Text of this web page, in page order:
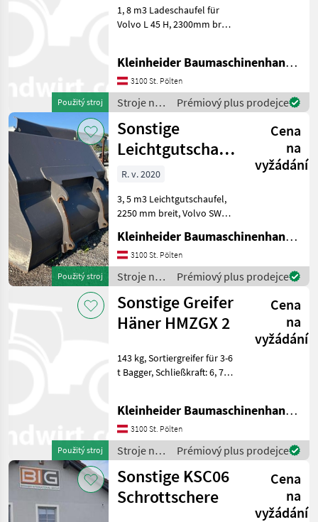
Použitý stroj
1, 8 m3 Ladeschaufel für
Volvo L 45 H, 2300mm breit
Kleinheider Baumaschinenhandel GmbH.
3100 St. Pölten
Stroje na
stavbu /
Sonstige
Prémiový plus prodejce
Použitý stroj
Sonstige
Leichtgutschaufel
Reschke
Cena
na
vyžádání
R. v. 2020
3, 5 m3 Leichtgutschaufel,
2250 mm breit, Volvo SW
Volvo L 45/50 oder Lieberr L
514,
Unterschraubwendemesser
Stroje na stavbu
príslušenstvo rýpa
Kleinheider Baumaschinenhandel GmbH.
3100 St. Pölten
Stroje na
stavbu /
Sonstige
Prémiový plus prodejce
Použitý stroj
Sonstige Greifer
Häner HMZGX 2
Cena
na
vyžádání
143 kg, Sortiergreifer für 3-6
t Bagger, Schließkraft: 6, 75
príslušenstvo rýpadla
Kleinheider Baumaschinenhandel GmbH.
3100 St. Pölten
Stroje na
stavbu /
Sonstige
Prémiový plus prodejce
Sonstige KSC06
Schrottschere
Cena
na
vyžádání